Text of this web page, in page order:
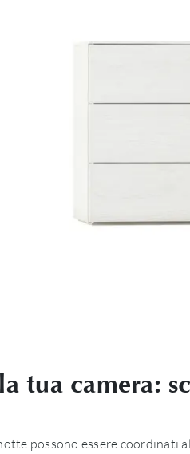
tua camera:
possono essere coordinati